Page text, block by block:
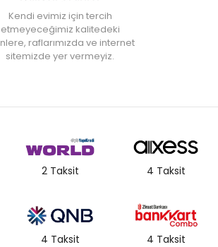
Kendi evimiz için tercih
etmeyeceğimiz kalitedeki
raflarımızda ve internet
sitemizde yer vermeyiz.
2 Taksit 4 Taksit
4 Taksit 4 Taksit